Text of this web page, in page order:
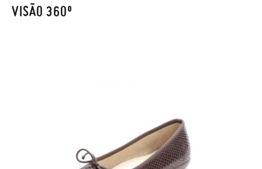
também será gratuita. Não tem que se preocupar com nada.
VISÃO 360º